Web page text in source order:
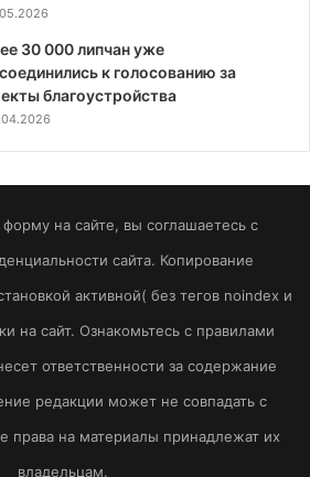
30 000 липчан уже
к голосованию за
благоустройства
на сайте, вы соглашаетесь с
сайта. Копирование
активной( без тегов noindex и
на сайт. Ознакомьтесь с правилами
ответственности за содержание
редакции может не совпадать с
права на материалы принадлежат их
владельцам.